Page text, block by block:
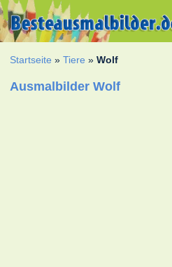
Startseite »Tiere »Wolf
Ausmalbilder Wolf